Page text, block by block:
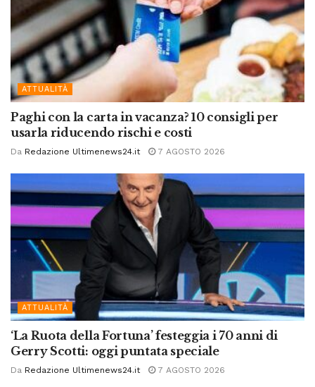
ATTUALITÀ
Paghi con la carta in vacanza? 10 consigli per
usarla riducendo rischi e costi
Da Redazione Ultimenews24.it 7 AGOSTO 2026
ATTUALITÀ
‘La Ruota della Fortuna’ festeggia i 70 anni di
Gerry Scotti: oggi puntata speciale
Da Redazione Ultimenews24.it 7 AGOSTO 2026